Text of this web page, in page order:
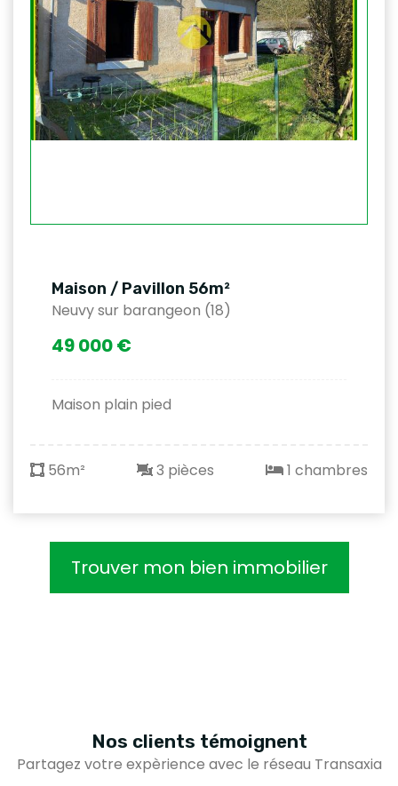
Maison / Pavillon 56m²
Neuvy sur barangeon (18)
49 000 €
Maison plain pied
56m² 3 pièces 1 chambres
Trouver mon bien immobilier
Nos clients témoignent
Partagez votre expèrience avec le réseau Transaxia